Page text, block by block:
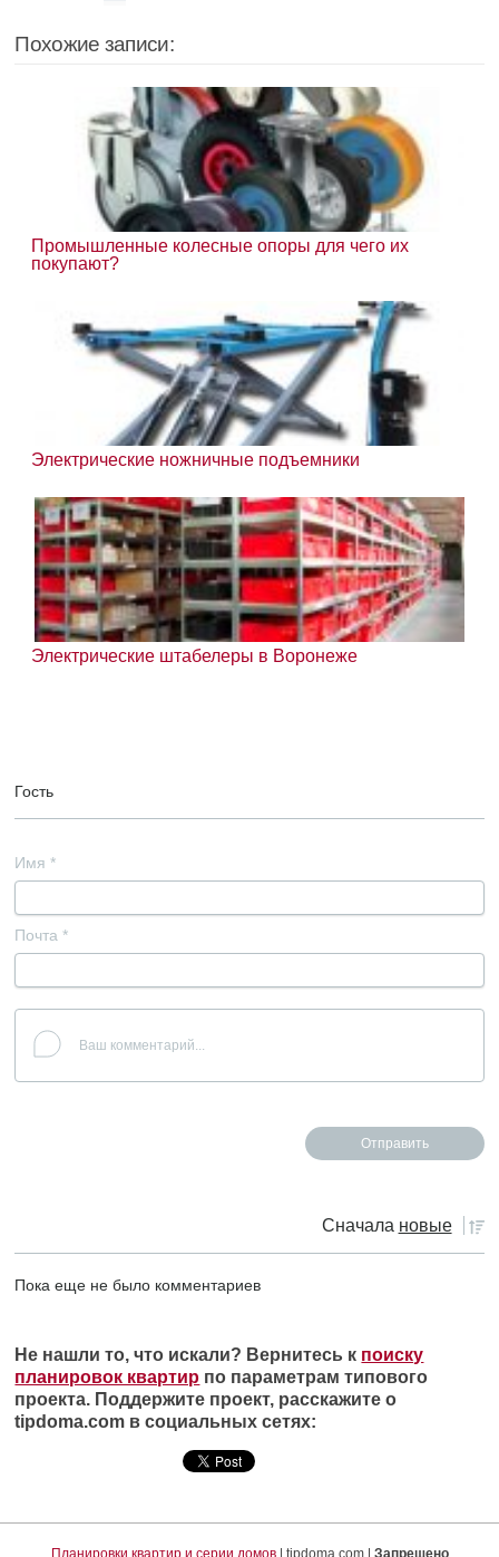
Похожие записи:
Промышленные колесные опоры для чего их
покупают?
Электрические ножничные подъемники
Электрические штабелеры в Воронеже
Гость
Имя *
Почта *
Сначала новые
Пока еще не было комментариев
Не нашли то, что искали? Вернитесь к поиску
планировок квартир по параметрам типового
проекта. Поддержите проект, расскажите о
tipdoma.com в социальных сетях: